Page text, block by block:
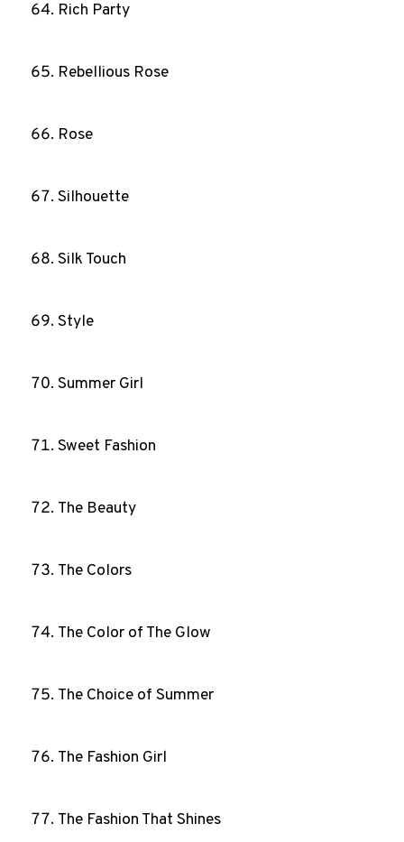
Rich Party
Rebellious Rose
Rose
Silhouette
Silk Touch
Style
Summer Girl
Sweet Fashion
The Beauty
The Colors
The Color of The Glow
The Choice of Summer
The Fashion Girl
The Fashion That Shines